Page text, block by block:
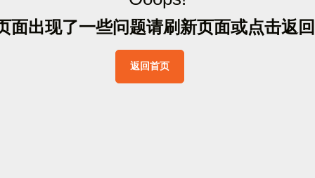
面出现了一些问题请刷新页面或点击返 回
返回首页